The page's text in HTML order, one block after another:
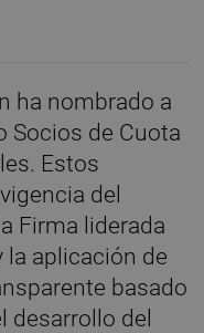
ha nombrado a
Socios de Cuota
Estos
del
Firma liderada
la aplicación de
basado
desarrollo del